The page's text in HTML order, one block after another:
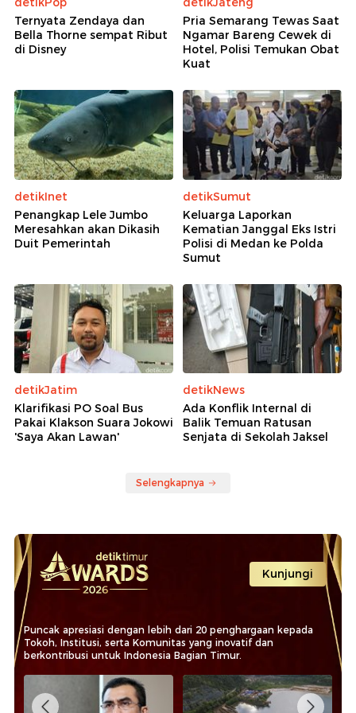
Ternyata Zendaya dan
Bella Thorne sempat Ribut
di Disney
Pria Semarang Tewas Saat
Ngamar Bareng Cewek di
Hotel, Polisi Temukan Obat
Kuat
detikInet
Penangkap Lele Jumbo
Meresahkan akan Dikasih
Duit Pemerintah
detikSumut
Keluarga Laporkan
Kematian Janggal Eks Istri
Polisi di Medan ke Polda
Sumut
detikJatim
Klarifikasi PO Soal Bus
Pakai Klakson Suara Jokowi
'Saya Akan Lawan'
detikNews
Ada Konflik Internal di
Balik Temuan Ratusan
Senjata di Sekolah Jaksel
Selengkapnya
Kunjungi
Puncak apresiasi dengan lebih dari 20 penghargaan kepada
Tokoh, Institusi, serta Komunitas yang inovatif dan
berkontribusi untuk Indonesia Bagian Timur.